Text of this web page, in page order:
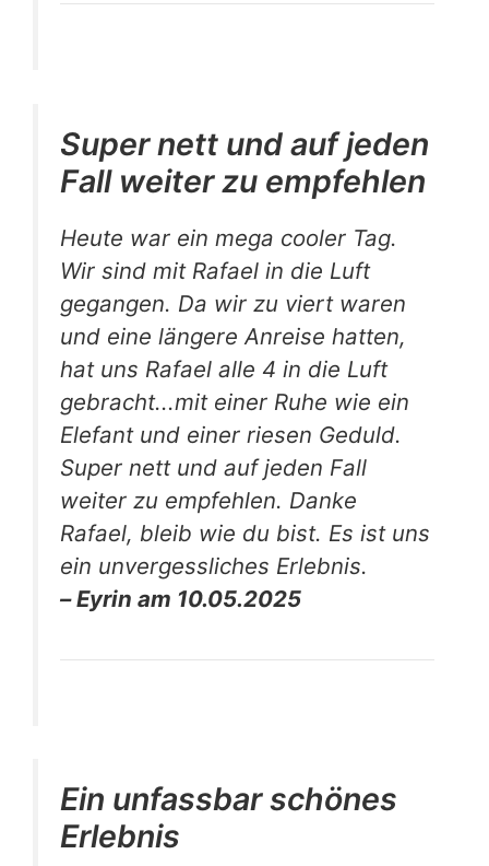
Super nett und auf jeden
Fall weiter zu empfehlen
Heute war ein mega cooler Tag.
Wir sind mit Rafael in die Luft
gegangen. Da wir zu viert waren
und eine längere Anreise hatten,
hat uns Rafael alle 4 in die Luft
gebracht...mit einer Ruhe wie ein
Elefant und einer riesen Geduld.
Super nett und auf jeden Fall
weiter zu empfehlen. Danke
Rafael, bleib wie du bist. Es ist uns
ein unvergessliches Erlebnis.
– Eyrin am 10.05.2025
Ein unfassbar schönes
Erlebnis